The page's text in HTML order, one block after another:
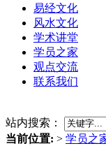
易经文化
风水文化
学术讲堂
学员之家
观点交流
联系我们
站内搜索：
当前位置: > 学员之